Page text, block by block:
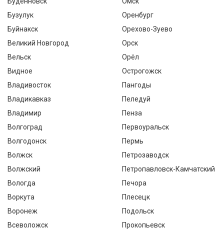
Бузулук
Буйнакск
Великий Новгород
Вельск
Видное
Владивосток
Владикавказ
Владимир
Волгоград
Волгодонск
Волжск
Волжский
Вологда
Воркута
Воронеж
Всеволожск
Оренбург
Орехово-Зуево
Орск
Орёл
Острогожск
Пангоды
Пеледуй
Пенза
Первоуральск
Пермь
Петрозаводск
Петропавловск-Камчатский
Печора
Плесецк
Подольск
Прокопьевск